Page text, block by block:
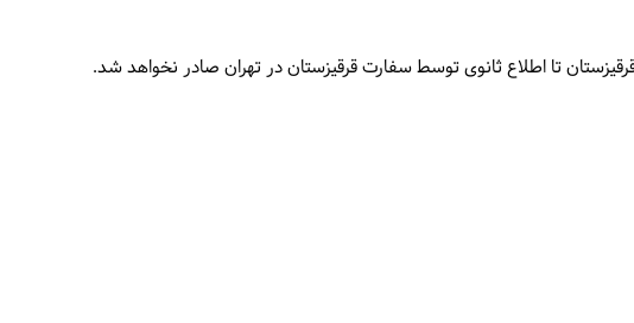
تا اطلاع ثانوی توسط سفارت قرقیزستان در تهران صادر نخواهد شد.